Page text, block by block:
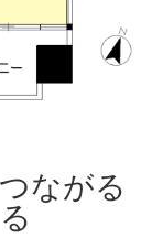
ながる